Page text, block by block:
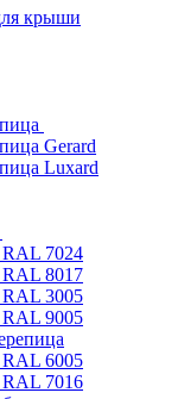
крыши
Gerard
Luxard
7024
8017
3005
9005
6005
7016